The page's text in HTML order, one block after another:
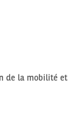
de la mobilité et